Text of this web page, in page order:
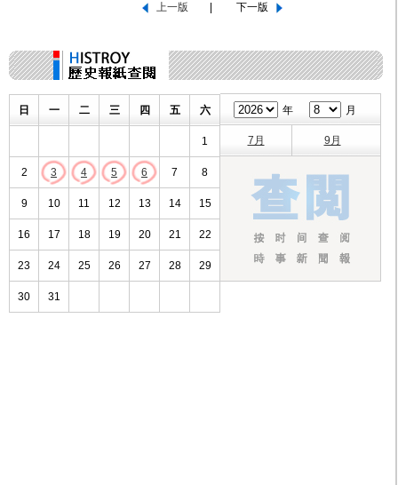
日 一 二 三 四 五 六
1
2 3 4 5 6 7 8
9 10 11 12 13 14 15
16 17 18 19 20 21 22
23 24 25 26 27 28 29
30 31
年 月
7月 9月